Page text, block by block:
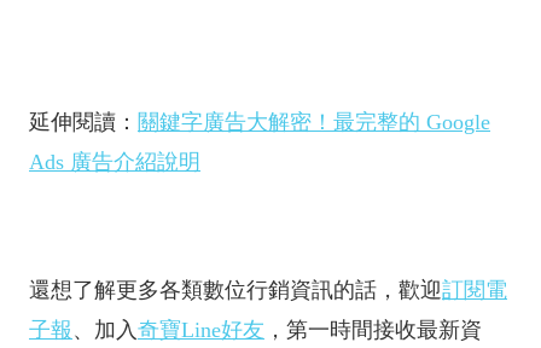
延伸閱讀： 關鍵字廣告大解密！最完整的 Google
Ads 廣告介紹說明
還想了解更多各類數位行銷資訊的話，歡迎訂閱電
子報 、加入 奇寶Line好友 ，第一時間接收最新資